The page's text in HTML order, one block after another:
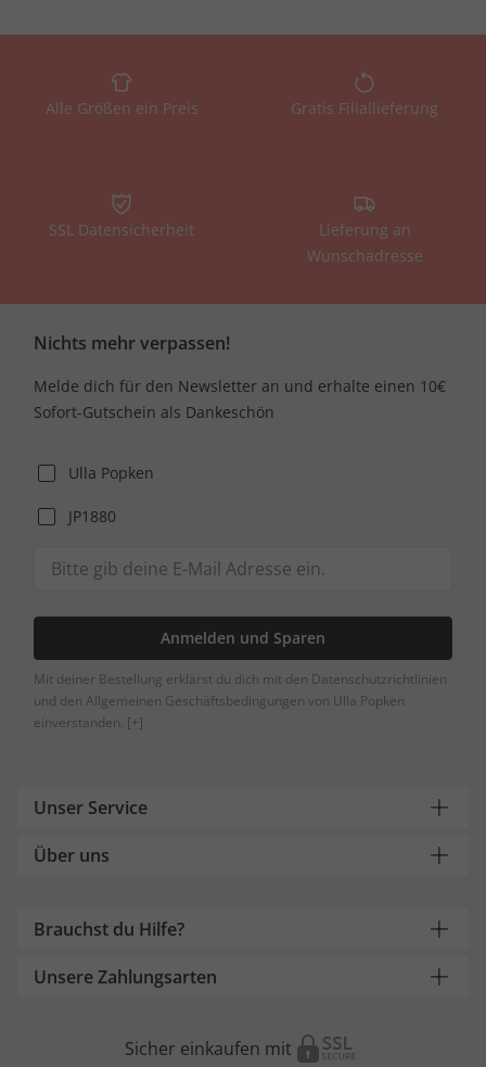
Alle Größen ein Preis Gratis Filiallieferung
SSL Datensicherheit
Lieferung an
Wunschadresse
Nichts mehr verpassen!
Melde dich für den Newsletter an und erhalte einen 10€
Sofort-Gutschein als Dankeschön
Ulla Popken
JP1880
Anmelden und Sparen
Mit deiner Bestellung erklärst du dich mit den Datenschutzrichtlinien
und den Allgemeinen Geschäftsbedingungen von Ulla Popken
einverstanden. [+]
Unser Service
Über uns
Brauchst du Hilfe?
Unsere Zahlungsarten
Sicher einkaufen mit